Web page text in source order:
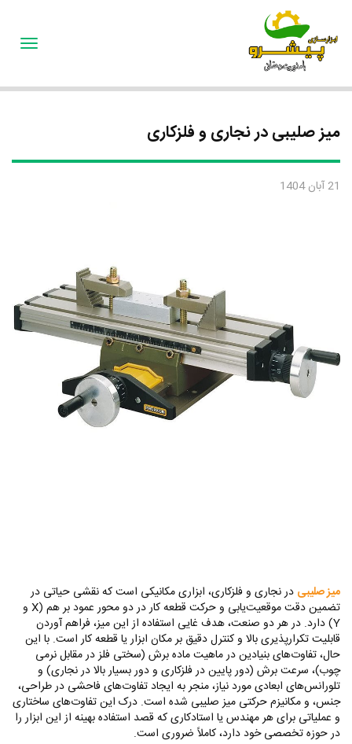
میز صلیبی در نجاری و فلزکاری
21 آبان 1404
میز صلیبی در نجاری و فلزکاری، ابزاری مکانیکی است که نقشی حیاتی در
تضمین دقت موقعیت‌یابی و حرکت قطعه کار در دو محور عمود بر هم (X و
Y) دارد. در هر دو صنعت، هدف غایی استفاده از این میز، فراهم آوردن
قابلیت تکرارپذیری بالا و کنترل دقیق بر مکان ابزار یا قطعه کار است. با این
حال، تفاوت‌های بنیادین در ماهیت ماده برش (سختی فلز در مقابل نرمی
چوب)، سرعت برش (دور پایین در فلزکاری و دور بسیار بالا در نجاری) و
تلورانس‌های ابعادی مورد نیاز، منجر به ایجاد تفاوت‌های فاحشی در طراحی،
جنس، و مکانیزم حرکتی میز صلیبی شده است. درک این تفاوت‌های ساختاری
و عملیاتی برای هر مهندس یا استادکاری که قصد استفاده بهینه از این ابزار را
در حوزه تخصصی خود دارد، کاملاً ضروری است.